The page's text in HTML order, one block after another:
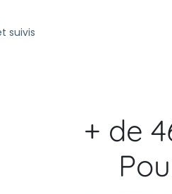
suivis
+ de